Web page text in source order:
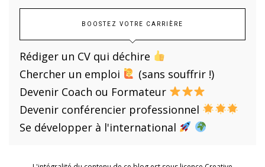
BOOSTEZ VOTRE CARRIÈRE
Rédiger un CV qui déchire
Chercher un emploi
(sans souffrir !)
Devenir Coach ou Formateur
Devenir conférencier professionnel
Se développer à l'international